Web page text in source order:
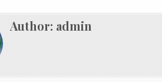
Author: admin